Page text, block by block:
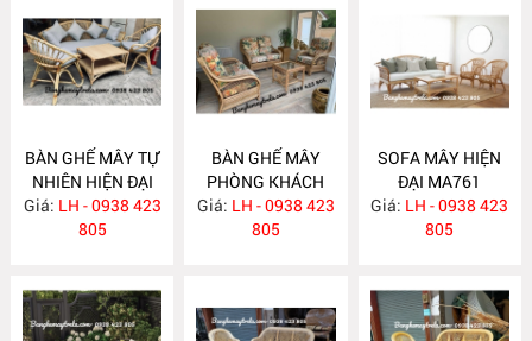
BÀN GHẾ MÂY TỰ
NHIÊN HIỆN ĐẠI
MA763
Giá: LH - 0938 423
805
BÀN GHẾ MÂY
PHÒNG KHÁCH
MA762
Giá: LH - 0938 423
805
SOFA MÂY HIỆN
ĐẠI MA761
Giá: LH - 0938 423
805